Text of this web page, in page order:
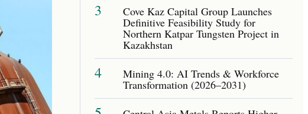
3 Cove Kaz Capital Group Launches
Definitive Feasibility Study for
Northern Katpar Tungsten Project in
Kazakhstan
4 Mining 4.0: AI Trends & Workforce
Transformation (2026–2031)